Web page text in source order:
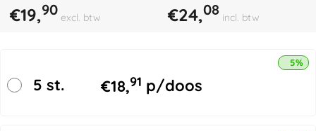
€19,90 excl. btw €24,08 incl. btw
5 st. €18,91 p/doos
5%